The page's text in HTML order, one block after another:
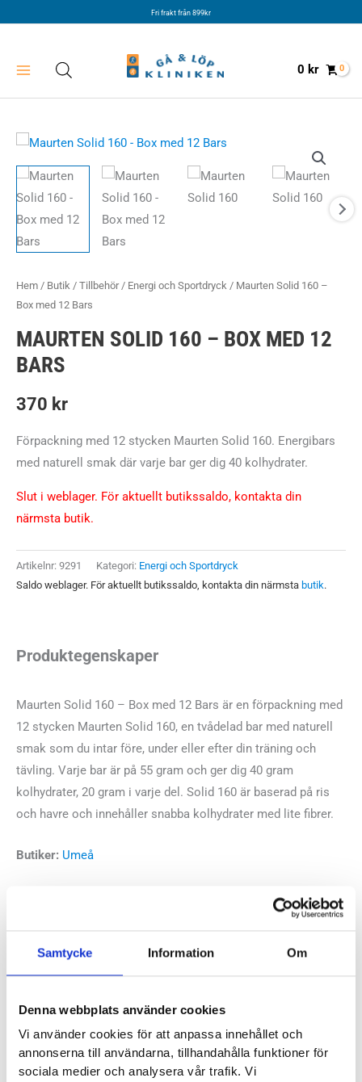
Samtycke Information Om
Denna webbplats använder cookies
Vi använder cookies för att anpassa innehållet och
annonserna till användarna, tillhandahålla funktioner för
sociala medier och analysera vår trafik. Vi
Fri frakt från 899kr
0 kr
Hem / Butik / Tillbehör/ Energi och Sportdryck / Maurten Solid 160 –
Box med 12 Bars
MAURTEN SOLID 160 – BOX MED 12
BARS
370 kr
Förpackning med 12 stycken Maurten Solid 160. Energibars
med naturell smak där varje bar ger dig 40 kolhydrater.
Slut i weblager. För aktuellt butikssaldo, kontakta din
närmsta butik.
Artikelnr: 9291 Kategori: Energi och Sportdryck
Saldo weblager. För aktuellt butikssaldo, kontakta din närmsta butik.
Produktegenskaper
Maurten Solid 160 – Box med 12 Bars är en förpackning med
12 stycken Maurten Solid 160, en tvådelad bar med naturell
smak som du intar före, under eller efter din träning och
tävling. Varje bar är på 55 gram och ger dig 40 gram
kolhydrater, 20 gram i varje del. Solid 160 är baserad på ris
och havre och innehåller snabba kolhydrater med lite fibrer.
Butiker: Umeå
Andra köpte också...